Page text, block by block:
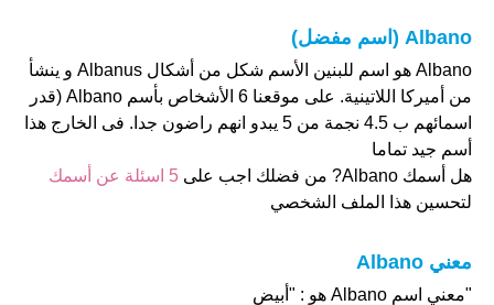
Albano (اسم مفضل)
Albano هو اسم للبنين الأسم شكل من أشكال Albanus و ينشأ
من أميركا اللاتينية. على موقعنا 6 الأشخاص بأسم Albano (قدر
اسمائهم ب 4.5 نجمة من 5 يبدو انهم راضون جدا. فى الخارج هذا
أسم جيد تماما
هل أسمك Albano? من فضلك اجب على
5 اسئلة عن أسمك
لتحسين هذا الملف الشخصي
معني Albano
"معني اسم Albano هو : "أبيض